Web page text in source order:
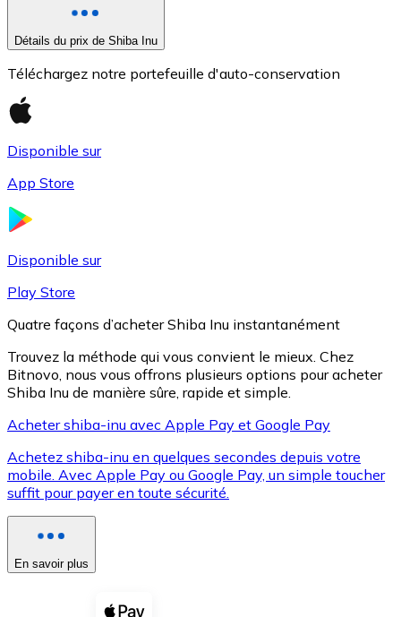
XRP
XRP
Voir toutes
Coupons crypto
Détails du prix de Shiba Inu
Téléchargez notre portefeuille d'auto-conservation
Disponible sur
App Store
Disponible sur
Play Store
Quatre façons d’acheter Shiba Inu instantanément
Trouvez la méthode qui vous convient le mieux. Chez
Bitnovo, nous vous offrons plusieurs options pour acheter
Shiba Inu de manière sûre, rapide et simple.
Acheter shiba-inu avec Apple Pay et Google Pay
Achetez shiba-inu en quelques secondes depuis votre
mobile. Avec Apple Pay ou Google Pay, un simple toucher
suffit pour payer en toute sécurité.
En savoir plus